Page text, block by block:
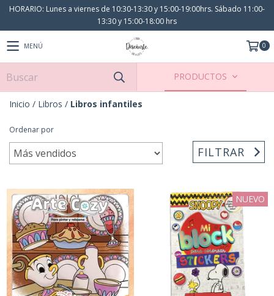
HORARIO: Lunes a viernes de 10:30-13:30 y 15:00-19:00hrs. Sábado 11:00-
13:30 y 15:00-18:00 hrs
MENÚ 0
PRODUCTOS
Inicio / Libros / Libros infantiles
Ordenar por
FILTRAR
NUEVO